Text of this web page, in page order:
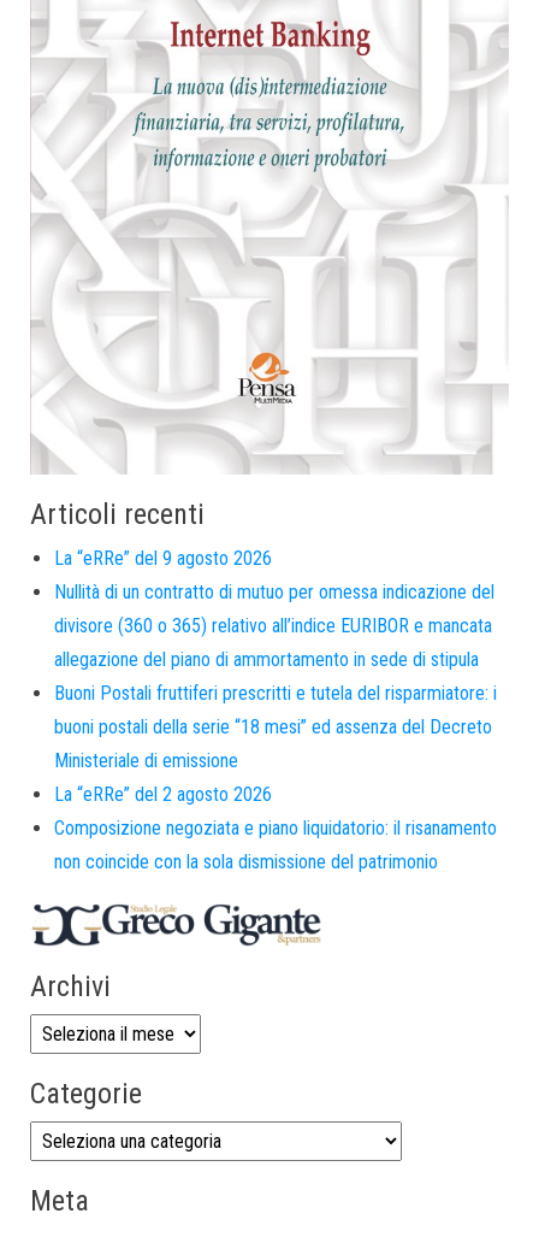
Articoli recenti
La “eRRe” del 9 agosto 2026
Nullità di un contratto di mutuo per omessa indicazione del
divisore (360 o 365) relativo all’indice EURIBOR e mancata
allegazione del piano di ammortamento in sede di stipula
Buoni Postali fruttiferi prescritti e tutela del risparmiatore: i
buoni postali della serie “18 mesi” ed assenza del Decreto
Ministeriale di emissione
La “eRRe” del 2 agosto 2026
Composizione negoziata e piano liquidatorio: il risanamento
non coincide con la sola dismissione del patrimonio
Archivi
Categorie
Meta